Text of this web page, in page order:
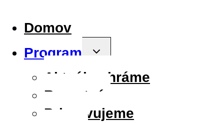
Domov
Program
Toggle
Aktuálne hráme
Repertoár
Pripravujeme